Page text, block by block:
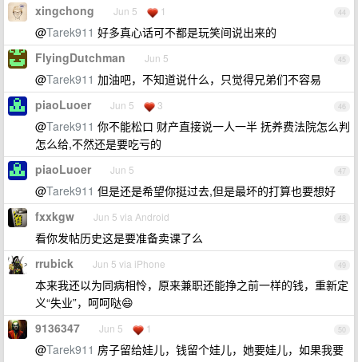
44
xingchong Jun 5 1
@Tarek911 好多真心话可不都是玩笑间说出来的
45
FlyingDutchman Jun 5
@Tarek911 加油吧，不知道说什么，只觉得兄弟们不容易
46
piaoLuoer Jun 5 3
@Tarek911 你不能松口 财产直接说一人一半 抚养费法院怎么判
怎么给,不然还是要吃亏的
47
piaoLuoer Jun 5
@Tarek911 但是还是希望你挺过去,但是最坏的打算也要想好
48
fxxkgw Jun 5 via Android
看你发帖历史这是要准备卖课了么
49
rrubick Jun 5 via iPhone
本来我还以为同病相怜，原来兼职还能挣之前一样的钱，重新定
义“失业”，呵呵哒😄
50
9136347 Jun 5 1
@Tarek911 房子留给娃儿，钱留个娃儿，她要娃儿，如果我要